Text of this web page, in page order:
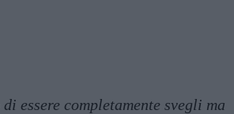
essere completamente svegli ma